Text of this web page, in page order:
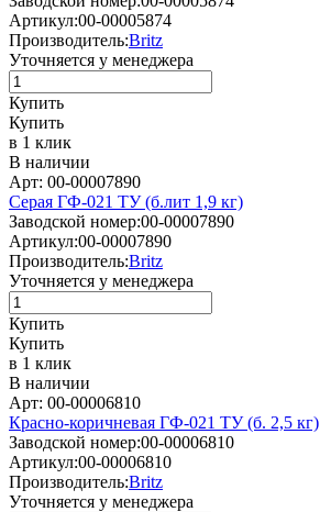
Артикул:00-00005874
Производитель:Britz
Уточняется у менеджера
Купить
Купить
в 1 клик
В наличии
Арт: 00-00007890
Серая ГФ-021 ТУ (б.лит 1,9 кг)
Заводской номер:00-00007890
Артикул:00-00007890
Производитель:Britz
Уточняется у менеджера
Купить
Купить
в 1 клик
В наличии
Арт: 00-00006810
Красно-коричневая ГФ-021 ТУ (б. 2,5 кг)
Заводской номер:00-00006810
Артикул:00-00006810
Производитель:Britz
Уточняется у менеджера